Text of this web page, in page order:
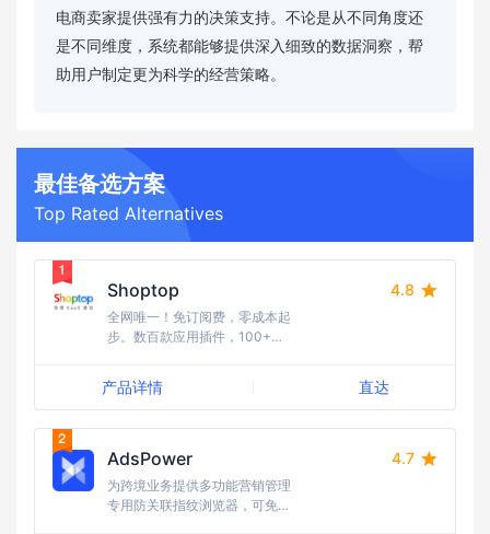
电商卖家提供强有力的决策支持。不论是从不同角度还
是不同维度，系统都能够提供深入细致的数据洞察，帮
助用户制定更为科学的经营策略。
最佳备选方案
Top Rated Alternatives
Shoptop 4.8
全网唯一！免订阅费，零成本起
步。数百款应用插件，100+行
首选。15年海外全媒体广告经
验，流量资源丰富，引流成本
低；随时随地需求响应，国内卖
产品详情 直达
AdsPower 4.7
为跨境业务提供多功能营销管理
专用防关联指纹浏览器，可免费